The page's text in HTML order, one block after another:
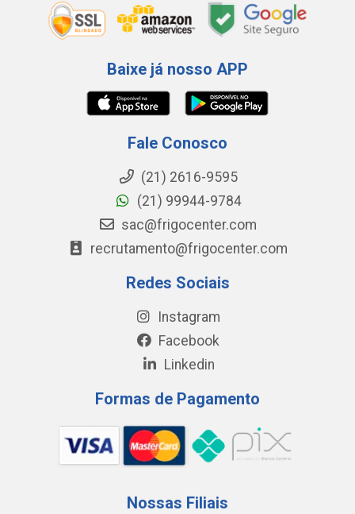
Baixe já nosso APP
Fale Conosco
(21) 2616-9595
(21) 99944-9784
sac@frigocenter.com
recrutamento@frigocenter.com
Redes Sociais
Instagram
Facebook
Linkedin
Formas de Pagamento
Nossas Filiais